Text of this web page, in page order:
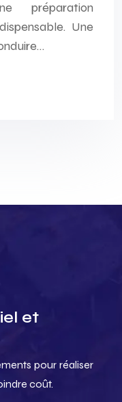
préparation
Une
et
pour réaliser
coût.